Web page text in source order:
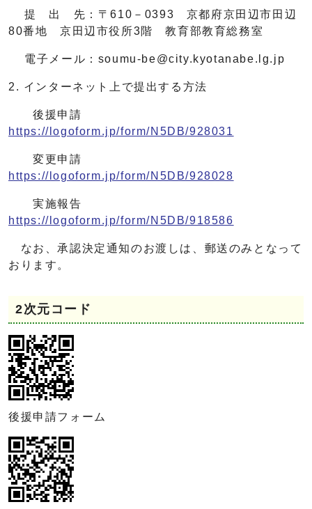
提 出 先：〒610－0393 京都府京田辺市田辺
80番地 京田辺市役所3階 教育部教育総務室
電子メール： soumu-be@city.kyotanabe.lg.jp
2. インターネット上で提出する方法
後援申請
https://logoform.jp/form/N5DB/928031
変更申請
https://logoform.jp/form/N5DB/928028
実施報告
https://logoform.jp/form/N5DB/918586
なお、承認決定通知のお渡しは、郵送のみとなって
おります。
2次元コード
後援申請フォーム